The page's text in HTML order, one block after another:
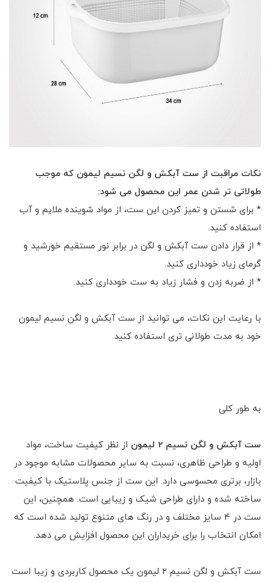
نکات مراقبت از ست آبکش و لگن نسیم لیمون که موجب
طولاتی تر شدن عمر این محصول می شود:
* برای شستن و تمیز کردن این ست، از مواد شوینده ملایم و آب
استفاده کنید.
* از قرار دادن ست آبکش و لگن در برابر نور مستقیم خورشید و
گرمای زیاد خودداری کنید.
* از ضربه زدن و فشار زیاد به ست خودداری کنید.
با رعایت این نکات، می توانید از ست آبکش و لگن نسیم لیمون
خود به مدت طولانی تری استفاده کنید.
به طور کلی
ست آبکش و لگن نسیم 2 لیمون
از نظر کیفیت ساخت، مواد
اولیه و طراحی ظاهری، نسبت به سایر محصولات مشابه موجود در
بازار، برتری محسوسی دارد. این ست از جنس پلاستیک با کیفیت
ساخته شده و دارای طراحی شیک و زیبایی است. همچنین، این
ست در 4 سایز مختلف و در رنگ های متنوع تولید شده است که
امکان انتخاب را برای خریداران این محصول افزایش می دهد.
ست آبکش و لگن نسیم 2 لیمون یک محصول کاربردی و زیبا است